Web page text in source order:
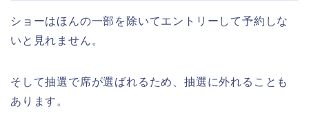
ショーはほんの一部を除いてエントリーして予約しな
いと見れません。
そして抽選で席が選ばれるため、抽選に外れることも
あります。